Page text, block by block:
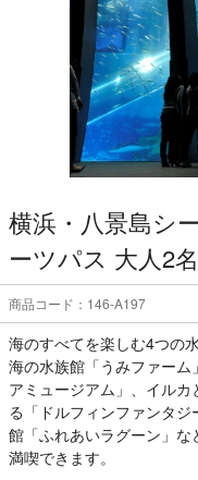
横浜・八景島シ
ーツパス 大人2
商品コード：146-A197
海のすべてを楽しむ4つの
海の水族館「うみファー
アミュージアム」、イル
る「ドルフィンファンタ
館「ふれあいラグーン」
満喫できます。